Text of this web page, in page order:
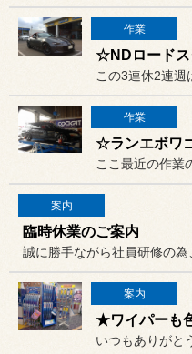
作業
作業
ここ最近の作業
案内
臨時休業のご案内
案内
★ワイパーも